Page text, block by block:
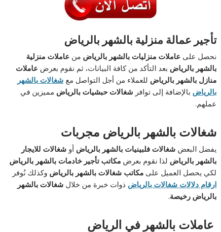
تأجير عمالة منزلية بالشهر بالرياض
نحصل على عاملات منزليات بالشهر بالرياض من عاملات منزلية
بالشهر بالرياض بعد التأكد من كافة البيانات، ثم نقوم بعرض عاملات
منازل بالشهر بالرياض للعملاء من أجل التواصل مع شغالات بالشهر
بالرياض بالإضافة إلى توافر شغالات حبشيات بالرياض مميزين في
عملهم.
شغالات بالشهر بالرياض مجربات
يفضل البعض شغالات فلبينيات بالشهر بالرياضأو شغالات للايجار
بالشهر بالرياض لذا نقوم بعرض مكاتب تأجير خادمات بالشهر بالرياض
لكي يحصل العميل علىمكاتب شغالات بالشهر بالرياض وكذلك نُوفر
ارقام دلالات شغالات بالرياض ذوات خبرة من خلال شغالات بالشهر
بالرياض رخيصة.
عاملات بالشهر في الرياض